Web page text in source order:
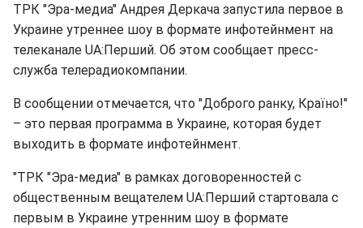
ТРК "Эра-медиа" Андрея Деркача запустила первое в
Украине утреннее шоу в формате инфотейнмент на
телеканале UA:Перший. Об этом сообщает пресс-
служба телерадиокомпании.
В сообщении отмечается, что "Доброго ранку, Країно!"
– это первая программа в Украине, которая будет
выходить в формате инфотейнмент.
"ТРК "Эра-медиа" в рамках договоренностей с
общественным вещателем UA:Перший стартовала с
первым в Украине утренним шоу в формате